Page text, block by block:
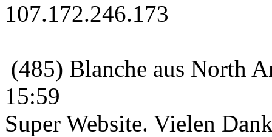
107.172.246.173
(485) Blanche aus North
15:59
Super Website. Vielen